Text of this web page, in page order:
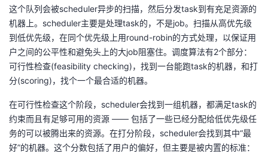
这个队列会被scheduler异步的扫描，然后分发task到有充足资源的
机器上。scheduler主要是处理task的，不是job。扫描从高优先级
到低优先级，在同个优先级上用round-robin的方式处理，以保证用
户之间的公平性和避免头上的大job阻塞住。调度算法有2个部分：
可行性检查(feasibility checking)，找到一台能跑task的机器，和打
分(scoring)，找个一个最合适的机器。
在可行性检查这个阶段，scheduler会找到一组机器，都满足task的
约束而且有足够可用的资源 —— 包括了一些已经分配给低优先级任
务的可以被腾出来的资源。在打分阶段，scheduler会找到其中“最
好”的机器。这个分数包括了用户的偏好，但主要是被内置的标准：